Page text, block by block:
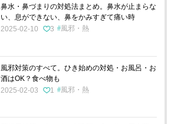
鼻水・鼻づまりの対処法まとめ。鼻水が止まらな
い、息ができない、鼻をかみすぎて痛い時
2025-02-10
3 風邪・熱
風邪対策のすべて。ひき始めの対処・お風呂・お
酒はOK？食べ物も
2025-02-03
1 風邪・熱